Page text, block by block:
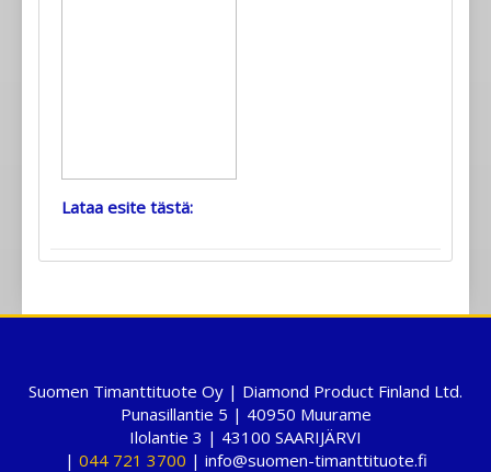
Lataa esite tästä:
Suomen Timanttituote Oy | Diamond Product Finland Ltd.
Punasillantie 5 | 40950 Muurame
Ilolantie 3 | 43100 SAARIJÄRVI
| 044 721 3700 | info@suomen-timanttituote.fi